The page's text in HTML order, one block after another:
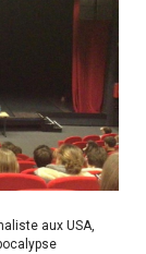
aux USA,